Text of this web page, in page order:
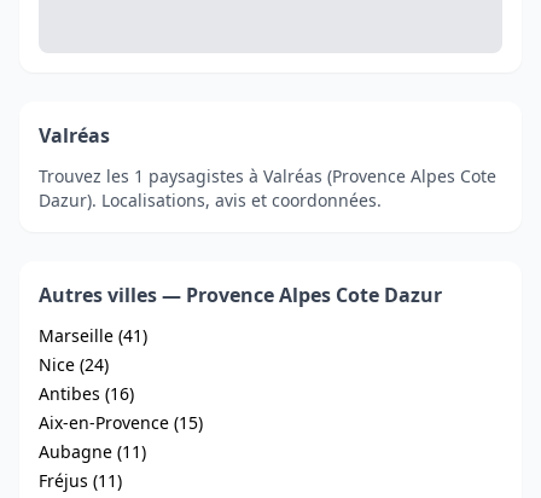
Valréas
Trouvez les 1 paysagistes à Valréas (Provence Alpes Cote
Dazur). Localisations, avis et coordonnées.
Autres villes — Provence Alpes Cote Dazur
Marseille (41)
Nice (24)
Antibes (16)
Aix-en-Provence (15)
Aubagne (11)
Fréjus (11)